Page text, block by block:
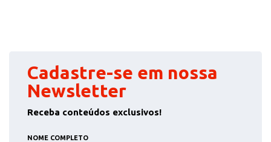
Cadastre-se em nossa
Newsletter
Receba conteúdos exclusivos!
NOME COMPLETO